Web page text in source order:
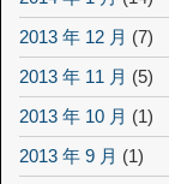
2013 年 12 月 (7)
2013 年 11 月 (5)
2013 年 10 月 (1)
2013 年 9 月 (1)